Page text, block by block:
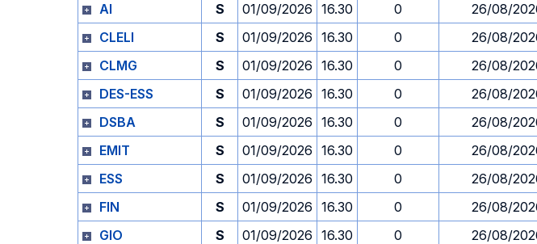
AI
S 01/09/2026 16.30 0
26/08/
CLELI
S 01/09/2026 16.30 0
26/08/
CLMG
S 01/09/2026 16.30 0
26/08/
DES-ESS
S 01/09/2026 16.30 0
26/08/
DSBA
S 01/09/2026 16.30 0
26/08/
EMIT
S 01/09/2026 16.30 0
26/08/
ESS
S 01/09/2026 16.30 0
26/08/
FIN
S 01/09/2026 16.30 0
26/08/
GIO
S 01/09/2026 16.30 0
26/08/